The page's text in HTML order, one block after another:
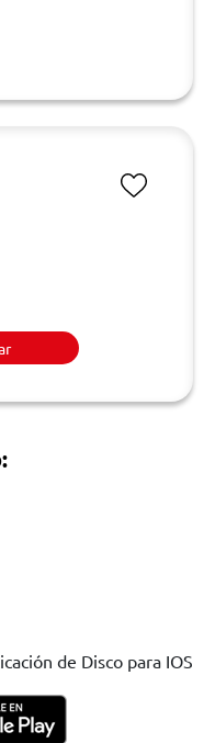
de Disco para IOS